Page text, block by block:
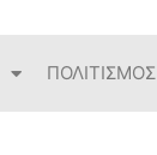
ΠΟΛΙΤΙΣΜΟΣ